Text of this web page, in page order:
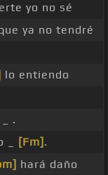
yo no sé
ya no tendré
lo entiendo
.
_ [Fm] .
hará daño